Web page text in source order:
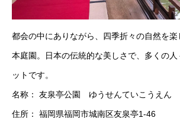
都会の中にありながら、四季折々の自然を楽
本庭園。日本の伝統的な美しさで、多くの
ットです。
名称： 友泉亭公園 ゆうせんていこうえん
住所： 福岡県福岡市城南区友泉亭1-46